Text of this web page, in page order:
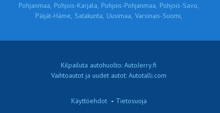
Pohjanmaa, Pohjois-Karjala, Pohjois-Pohjanmaa, Pohjois-Savo,
Päijät-Häme, Satakunta, Uusimaa, Varsinais-Suomi,
Kilpailuta autohuolto: AutoJerry.fi
Vaihtoautot ja uudet autot: Autotalli.com
Käyttöehdot - Tietosuoja